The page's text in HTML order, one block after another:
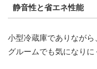
静音性と省エネ性能
小型冷蔵庫でありなが
グルームでも気になりに